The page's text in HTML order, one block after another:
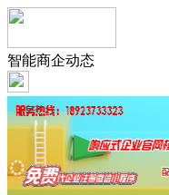
智能商企动态